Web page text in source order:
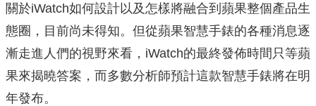
關於iWatch如何設計以及怎樣將融合到蘋果整個產品生
態圈，目前尚未得知。但從蘋果智慧手錶的各種消息逐
漸走進人們的視野來看，iWatch的最終發佈時間只等蘋
果來揭曉答案，而多數分析師預計這款智慧手錶將在明
年發布。